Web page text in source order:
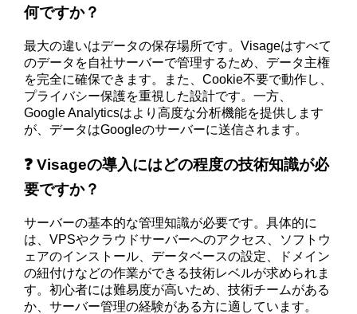
何ですか？
最大の違いはデータの保存場所です。Visageはすべて
のデータを自社サーバーで管理するため、データ主権
を完全に確保できます。また、Cookie不要で動作し、
プライバシー保護を重視した設計です。一方、
Google Analyticsはより高度な分析機能を提供します
が、データはGoogleのサーバーに送信されます。
❓ Visageの導入にはどの程度の技術知識が必
要ですか？
サーバーの基本的な管理知識が必要です。具体的に
は、VPSやクラウドサーバーへのアクセス、ソフトウ
ェアのインストール、データベースの設定、ドメイン
の紐付けなどの作業ができる技術レベルが求められま
す。初心者には難易度が高いため、技術チームがある
か、サーバー管理の経験がある方に適しています。